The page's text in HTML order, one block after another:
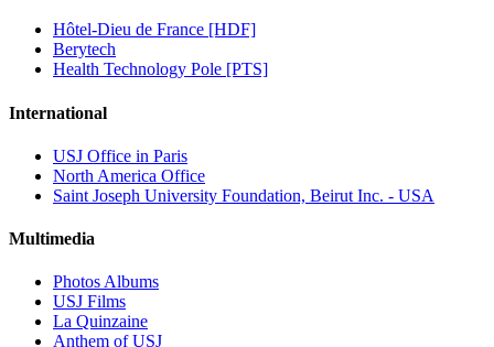
Hôtel-Dieu de France [HDF]
Berytech
Health Technology Pole [PTS]
International
USJ Office in Paris
North America Office
Saint Joseph University Foundation, Beirut Inc. - USA
Multimedia
Photos Albums
USJ Films
La Quinzaine
Anthem of USJ